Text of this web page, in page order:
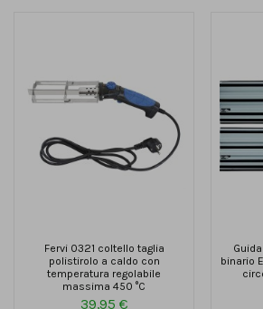
Fervi 0321 coltello taglia
polistirolo a caldo con
temperatura regolabile
massima 450 °C
39,95 €
binario